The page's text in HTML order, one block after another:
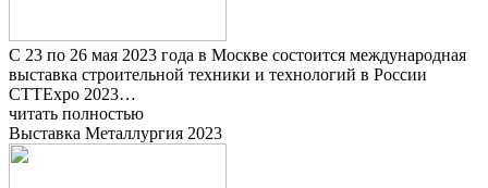
С 23 по 26 мая 2023 года в Москве состоится международная
выставка строительной техники и технологий в России
CTTExpo 2023…
читать полностью
Выставка Металлургия 2023